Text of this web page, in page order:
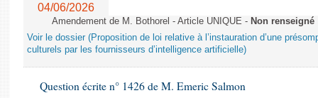
04/06/2026
Amendement de M. Bothorel - Article UNIQUE - Non renseigné
Voir le dossier (Proposition de loi relative à l’instauration d’une
culturels par les fournisseurs d’intelligence artificielle)
Question écrite n° 1426 de M. Emeric Salmon